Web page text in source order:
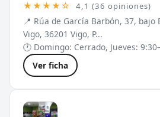
★★★★☆ 4,1 (36 opiniones)
📍 Rúa de García Barbón, 37, bajo
Vigo, 36201 Vigo, P...
🕐 Domingo: Cerrado, Jueves:
Ver ficha